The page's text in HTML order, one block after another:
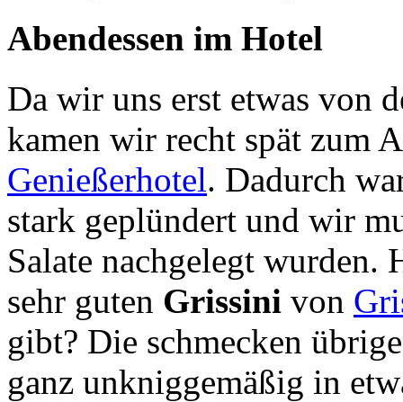
Abendessen im Hotel
Da wir uns erst etwas von
kamen wir recht spät zum
Genießerhotel. Dadurch
stark geplündert und wir
Salate nachgelegt wurden.
sehr guten Grissini von
gibt? Die schmecken
ganz unkniggemäßig in